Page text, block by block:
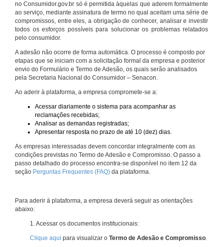
no Consumidor.gov.br só é permitida àquelas que aderem formalmente
ao serviço, mediante assinatura de termo no qual aceitam uma série de
compromissos, entre eles, a obrigação de conhecer, analisar e investir
todos os esforços possíveis para solucionar os problemas relatados
pelo consumidor.
A adesão não ocorre de forma automática. O processo é composto por
etapas que se iniciam com a solicitação formal da empresa e posterior
envio do Formulário e Termo de Adesão, os quais serão analisados
pela Secretaria Nacional do Consumidor – Senacon.
Ao aderir à plataforma, a empresa compromete-se a:
Acessar diariamente o sistema para acompanhar as
reclamações recebidas;
Analisar as demandas registradas;
Apresentar resposta no prazo de até 10 (dez) dias.
As empresas interessadas devem concordar integralmente com as
condições previstas no Termo de Adesão e Compromisso. O passo a
passo detalhado do processo encontra-se disponível no item 12 da
seção Perguntas Frequentes (FAQ) da plataforma.
Para aderir à plataforma, a empresa deverá seguir as orientações
abaixo:
1. Acessar os documentos institucionais:
Clique aqui para visualizar o Termo de Adesão e Compromisso.